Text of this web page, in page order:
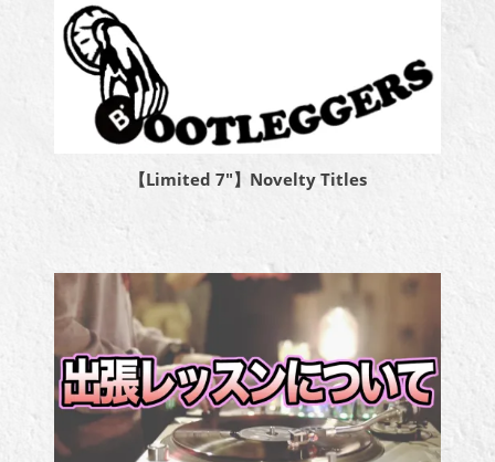
【Limited 7″】Novelty Titles